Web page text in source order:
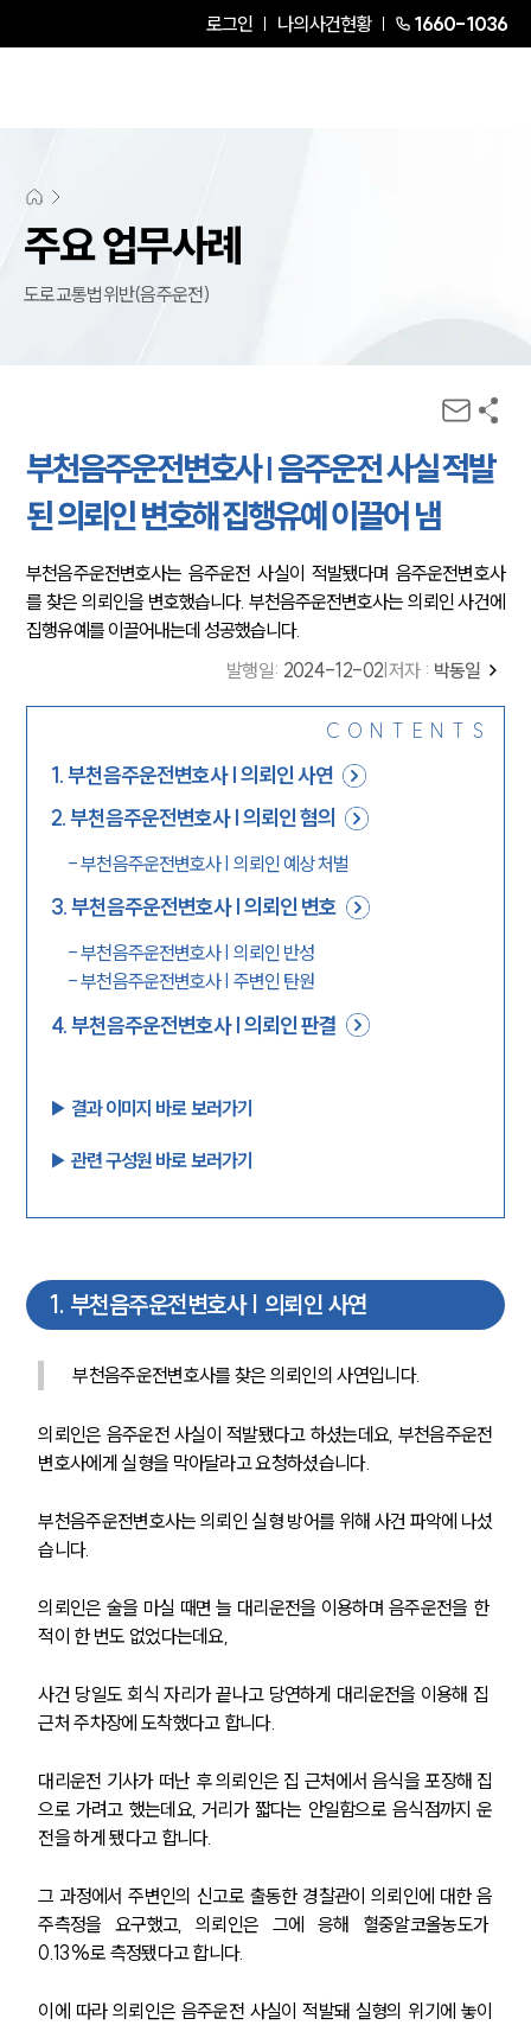
로그인 나의사건현황 1660-1036
주요 업무사례
도로교통법위반(음주운전)
부천음주운전변호사 | 음주운전 사실 적발
된 의뢰인 변호해 집행유예 이끌어 냄
부천음주운전변호사는 음주운전 사실이 적발됐다며 음주운전변호사
를 찾은 의뢰인을 변호했습니다. 부천음주운전변호사는 의뢰인 사건에
집행유예를 이끌어내는데 성공했습니다.
발행일: 2024-12-02 저자 : 박동일
CONTENTS
1.부천음주운전변호사 | 의뢰인 사연
2.부천음주운전변호사 | 의뢰인 혐의
-부천음주운전변호사 | 의뢰인 예상 처벌
3.부천음주운전변호사 | 의뢰인 변호
-부천음주운전변호사 | 의뢰인 반성
-부천음주운전변호사 | 주변인 탄원
4.부천음주운전변호사 | 의뢰인 판결
▶︎ 결과 이미지 바로 보러가기
▶︎ 관련 구성원 바로 보러가기
1. 부천음주운전변호사 | 의뢰인 사연
부천음주운전변호사를 찾은 의뢰인의 사연입니다.
의뢰인은 음주운전 사실이 적발됐다고 하셨는데요, 부천음주운전
변호사에게 실형을 막아달라고 요청하셨습니다.
부천음주운전변호사는 의뢰인 실형 방어를 위해 사건 파악에 나섰
습니다.
의뢰인은 술을 마실 때면 늘 대리운전을 이용하며 음주운전을 한
적이 한 번도 없었다는데요,
사건 당일도 회식 자리가 끝나고 당연하게 대리운전을 이용해 집
근처 주차장에 도착했다고 합니다.
대리운전 기사가 떠난 후 의뢰인은 집 근처에서 음식을 포장해 집
으로 가려고 했는데요, 거리가 짧다는 안일함으로 음식점까지 운
전을 하게 됐다고 합니다.
그 과정에서 주변인의 신고로 출동한 경찰관이 의뢰인에 대한 음
주측정을 요구했고, 의뢰인은 그에 응해 혈중알코올농도가
0.13%로 측정됐다고 합니다.
이에 따라 의뢰인은 음주운전 사실이 적발돼 실형의 위기에 놓이